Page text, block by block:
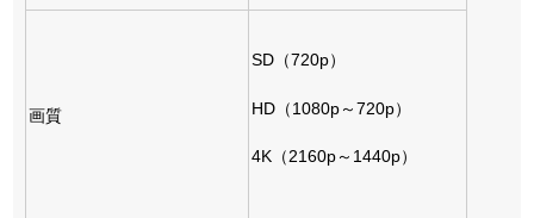
画質
SD（720p）
HD（1080p～720p）
4K（2160p～1440p）